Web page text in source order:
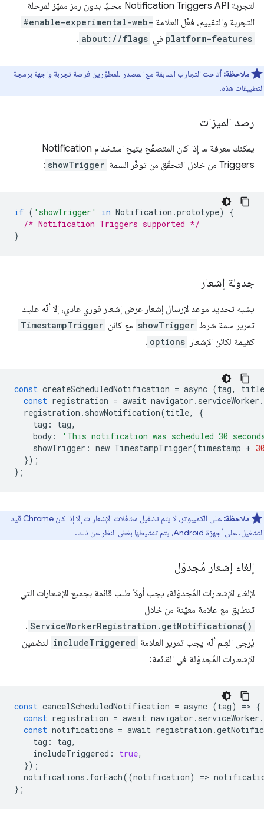
لتجربة Notification Triggers API محليًا بدون رمز مميّز لمرحلة
التجربة والتقييم، فعِّل العلامة #enable-experimental-web-
platform-features في about://flags
.
ملاحظة: أتاحت التجارب السابقة مع المصدر للمطوّرين فرصة تجربة واجهة برمجة
التطبيقات هذه.
رصد الميزات
يمكنك معرفة ما إذا كان المتصفّح يتيح استخدام Notification
Triggers من خلال التحقّق من توفّر السمة
showTrigger
:
if ( 'showTrigger' in Notification .prototype)
{
/* Notification Triggers supported */
}
جدولة إشعار
يشبه تحديد موعد لإرسال إشعار عرض إشعار فوري عادي، إلا أنّه عليك
تمرير سمة شرط showTrigger مع كائن TimestampTrigger
كقيمة لكائن الإشعار options
.
const createScheduledNotification = async (tag,
title
const registration = await navigator . serviceWorker .
registration . showNotification(title,
{
tag : tag,
body :
'This notification was scheduled 30
showTrigger : new TimestampTrigger(timestamp +
});
};
ملاحظة:
على الكمبيوتر، لا يتم تشغيل مشغّلات الإشعارات إلا إذا كان Chrome قيد
التشغيل. على أجهزة Android، يتم تنشيطها بغض النظر عن ذلك.
إلغاء إشعار مُجدوَل
لإلغاء الإشعارات المُجدوَلة، يجب أولاً طلب قائمة بجميع الإشعارات التي
تتطابق مع علامة معيّنة من خلال
ServiceWorkerRegistration.getNotifications()
.
يُرجى العِلم أنّه يجب تمرير العلامة includeTriggered لتضمين
الإشعارات المُجدوَلة في القائمة:
const cancelScheduledNotification = async (tag) => {
const registration = await navigator . serviceWorker .
const notifications = await registration .
tag : tag,
includeTriggered : true,
});
notifications . forEach((notification) =>
};